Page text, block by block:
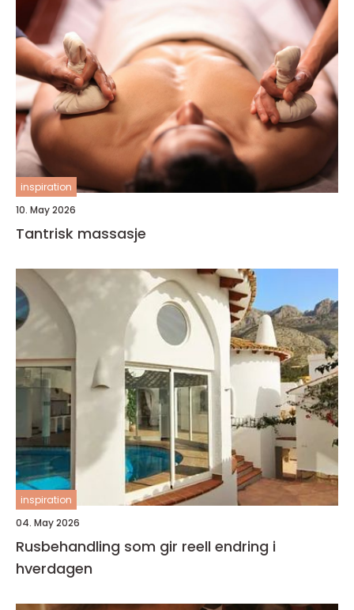
inspiration
10. May 2026
Tantrisk massasje
inspiration
04. May 2026
Rusbehandling som gir reell endring i
hverdagen